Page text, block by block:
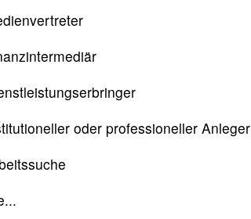
oder professioneller Anleger